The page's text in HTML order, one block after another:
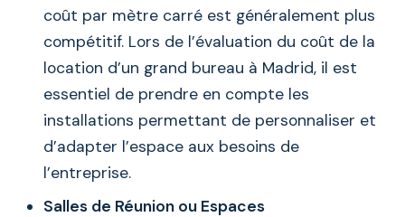
coût par mètre carré est généralement plus
compétitif. Lors de l’évaluation du coût de la
location d’un grand bureau à Madrid, il est
essentiel de prendre en compte les
installations permettant de personnaliser et
d’adapter l’espace aux besoins de
l’entreprise.
Salles de Réunion ou Espaces